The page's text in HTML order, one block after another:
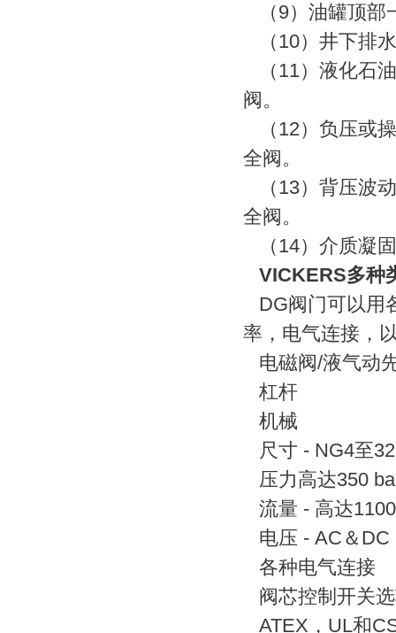
（9）油罐顶部
（10）井下排
（11）液化石
阀。
（12）负压或
全阀。
（13）背压波
全阀。
（14）介质凝
VICKERS多种
DG阀门可以用
率，电气连接，
电磁阀/液气动
杠杆
机械
尺寸 - NG4至
压力高达350
流量 - 高达
电压 - AC＆DC
各种电气连接
阀芯控制开关
ATEX，UL和